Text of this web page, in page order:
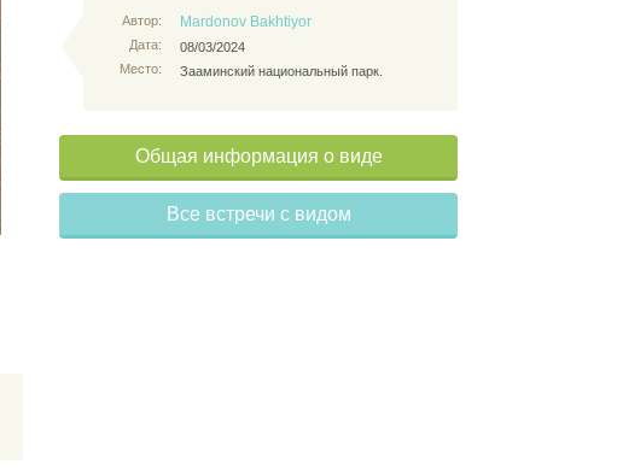
Автор:
Дата:
Место:
Mardonov Bakhtiyor
08/03/2024
Зааминский национальный парк.
Общая информация о виде
Все встречи с видом